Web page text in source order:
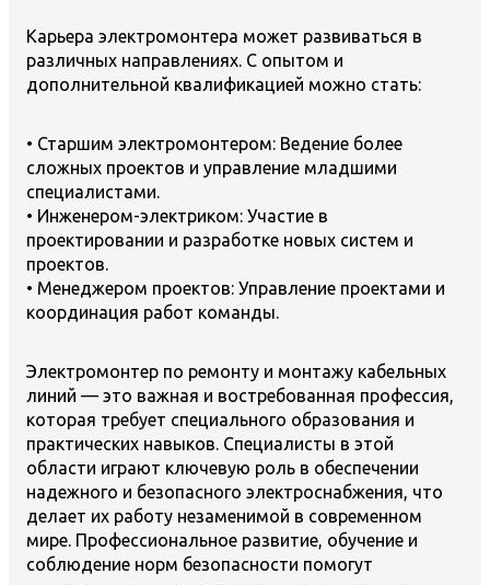
Карьера электромонтера может развиваться в
различных направлениях. С опытом и
дополнительной квалификацией можно стать:
• Старшим электромонтером: Ведение более
сложных проектов и управление младшими
специалистами.
• Инженером-электриком: Участие в
проектировании и разработке новых систем и
проектов.
• Менеджером проектов: Управление проектами и
координация работ команды.
Электромонтер по ремонту и монтажу кабельных
линий — это важная и востребованная профессия,
которая требует специального образования и
практических навыков. Специалисты в этой
области играют ключевую роль в обеспечении
надежного и безопасного электроснабжения, что
делает их работу незаменимой в современном
мире. Профессиональное развитие, обучение и
соблюдение норм безопасности помогут